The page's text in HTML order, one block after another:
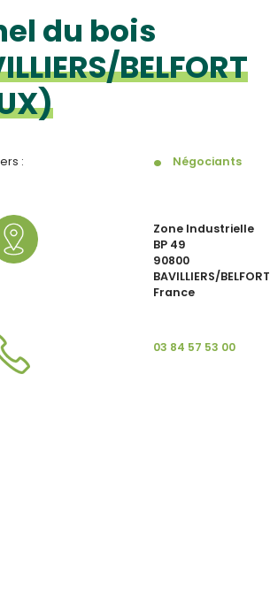
du bois
BELFORT
: Négociants
Zone Industrielle
BP 49
90800
BAVILLIERS/BELFORT
France
03 84 57 53 00